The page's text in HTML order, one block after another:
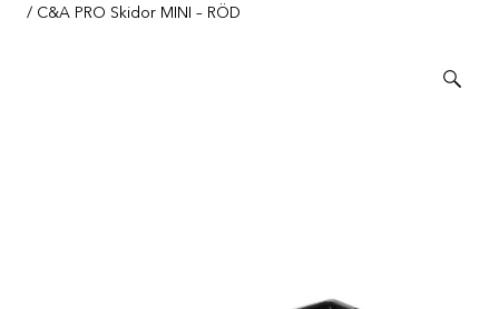
/ C&A PRO Skidor MINI – RÖD